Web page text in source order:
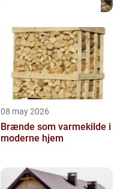
08 may 2026
Brænde som varmekilde i
moderne hjem